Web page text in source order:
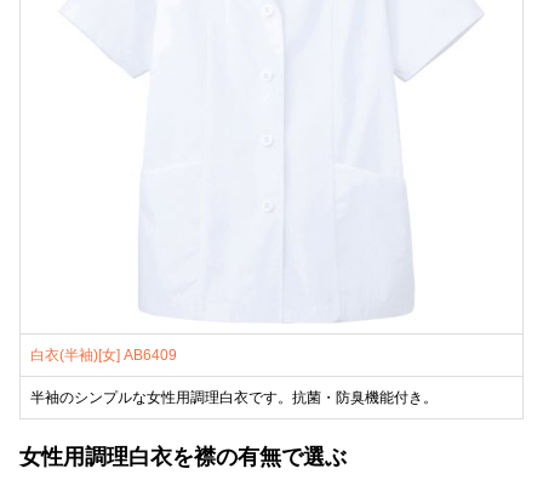
白衣(半袖)[女] AB6409
半袖のシンプルな女性用調理白衣です。抗菌・防臭機能付き。
女性用調理白衣を襟の有無で選ぶ